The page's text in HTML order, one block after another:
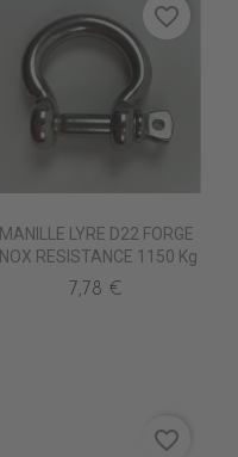
MANILLE LYRE D22 FORGE
INOX RESISTANCE 1150 Kg
7,78 €
favorite_border
favorite_border